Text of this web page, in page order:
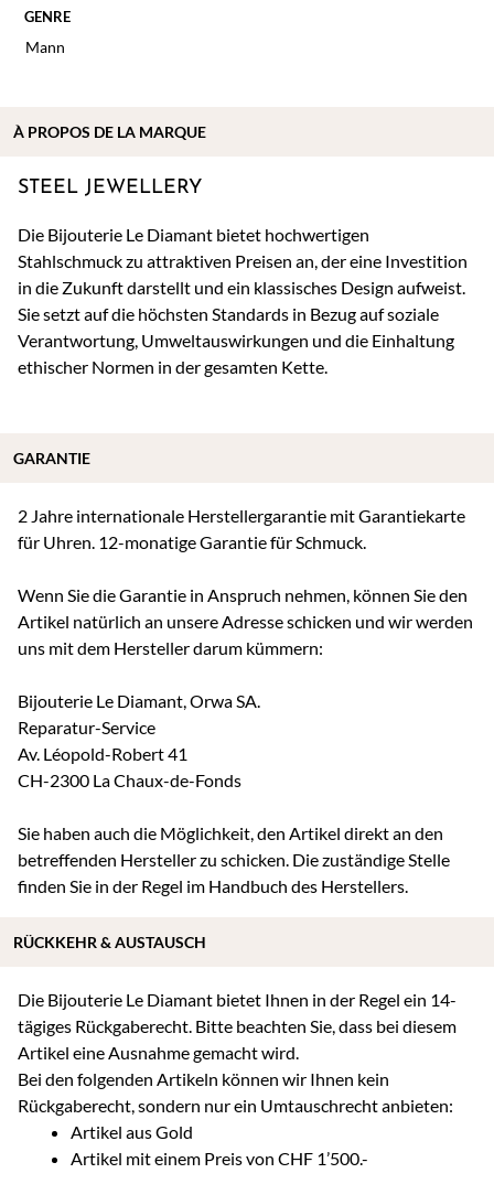
GENRE
Mann
STEEL JEWELLERY
Die Bijouterie Le Diamant bietet hochwertigen
Stahlschmuck zu attraktiven Preisen an, der eine Investition
in die Zukunft darstellt und ein klassisches Design aufweist.
Sie setzt auf die höchsten Standards in Bezug auf soziale
Verantwortung, Umweltauswirkungen und die Einhaltung
ethischer Normen in der gesamten Kette.
2 Jahre internationale Herstellergarantie mit Garantiekarte
für Uhren. 12-monatige Garantie für Schmuck.
Wenn Sie die Garantie in Anspruch nehmen, können Sie den
Artikel natürlich an unsere Adresse schicken und wir werden
uns mit dem Hersteller darum kümmern:
Bijouterie Le Diamant, Orwa SA.
Reparatur-Service
Av. Léopold-Robert 41
CH-2300 La Chaux-de-Fonds
Sie haben auch die Möglichkeit, den Artikel direkt an den
betreffenden Hersteller zu schicken. Die zuständige Stelle
finden Sie in der Regel im Handbuch des Herstellers.
Die Bijouterie Le Diamant bietet Ihnen in der Regel ein 14-
tägiges Rückgaberecht. Bitte beachten Sie, dass bei diesem
Artikel eine Ausnahme gemacht wird.
Bei den folgenden Artikeln können wir Ihnen kein
Rückgaberecht, sondern nur ein Umtauschrecht anbieten:
Artikel aus Gold
Artikel mit einem Preis von CHF 1’500.-
À PROPOS DE LA MARQUE
GARANTIE
RÜCKKEHR & AUSTAUSCH